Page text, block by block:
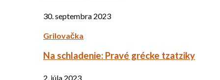
30. septembra 2023
Grilovačka
Na schladenie: Pravé grécke tzatziky
2. júla 2023